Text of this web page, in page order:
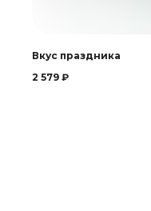
Вкус праздника
2 579 ₽